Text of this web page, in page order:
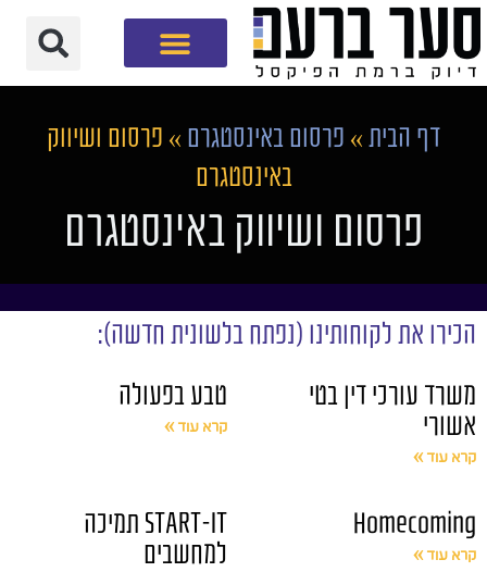
דף הבית » פרסום באינסטגרם » פרסום ושיווק
באינסטגרם
פרסום ושיווק באינסטגרם
הכירו את לקוחותינו (נפתח בלשונית חדשה):
משרד עורכי דין בטי
אשורי
קרא עוד »
טבע בפעולה
קרא עוד »
Homecoming
קרא עוד »
START-IT תמיכה
למחשבים